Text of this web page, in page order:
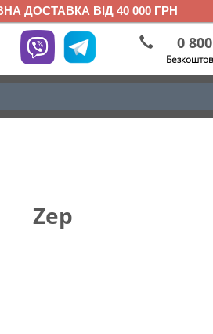
ДОСТАВКА ВІД 40 000 ГРН
0
Zep